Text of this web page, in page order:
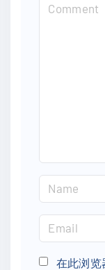
a
e
*
m
a
在此浏览